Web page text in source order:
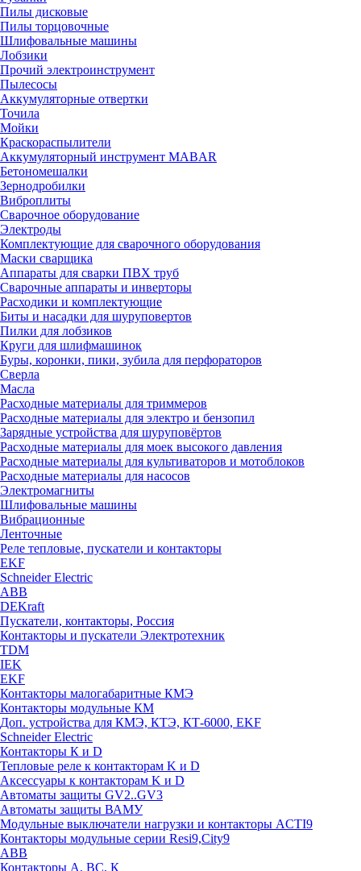
Пилы дисковые
Пилы торцовочные
Шлифовальные машины
Лобзики
Прочий электроинструмент
Пылесосы
Аккумуляторные отвертки
Точила
Мойки
Краскораспылители
Аккумуляторный инструмент MABAR
Бетономешалки
Зернодробилки
Виброплиты
Сварочное оборудование
Электроды
Комплектующие для сварочного оборудования
Маски сварщика
Аппараты для сварки ПВХ труб
Сварочные аппараты и инверторы
Расходики и комплектующие
Биты и насадки для шуруповертов
Пилки для лобзиков
Круги для шлифмашинок
Буры, коронки, пики, зубила для перфораторов
Сверла
Масла
Расходные материалы для триммеров
Расходные материалы для электро и бензопил
Зарядные устройства для шуруповёртов
Расходные материалы для моек высокого давления
Расходные материалы для культиваторов и мотоблоков
Расходные материалы для насосов
Электромагниты
Шлифовальные машины
Вибрационные
Ленточные
Реле тепловые, пускатели и контакторы
EKF
Schneider Electric
ABB
DEKraft
Пускатели, контакторы, Россия
Контакторы и пускатели Электротехник
TDM
IEK
EKF
Контакторы малогабаритные КМЭ
Контакторы модульные КМ
Доп. устройства для КМЭ, КТЭ, КТ-6000, EKF
Schneider Electric
Контакторы К и D
Тепловые реле к контакторам K и D
Аксессуары к контакторам K и D
Автоматы защиты GV2..GV3
Автоматы защиты ВАМУ
Модульные выключатели нагрузки и контакторы ACTI9
Контакторы модульные серии Resi9,City9
ABB
Контакторы А, ВС, К